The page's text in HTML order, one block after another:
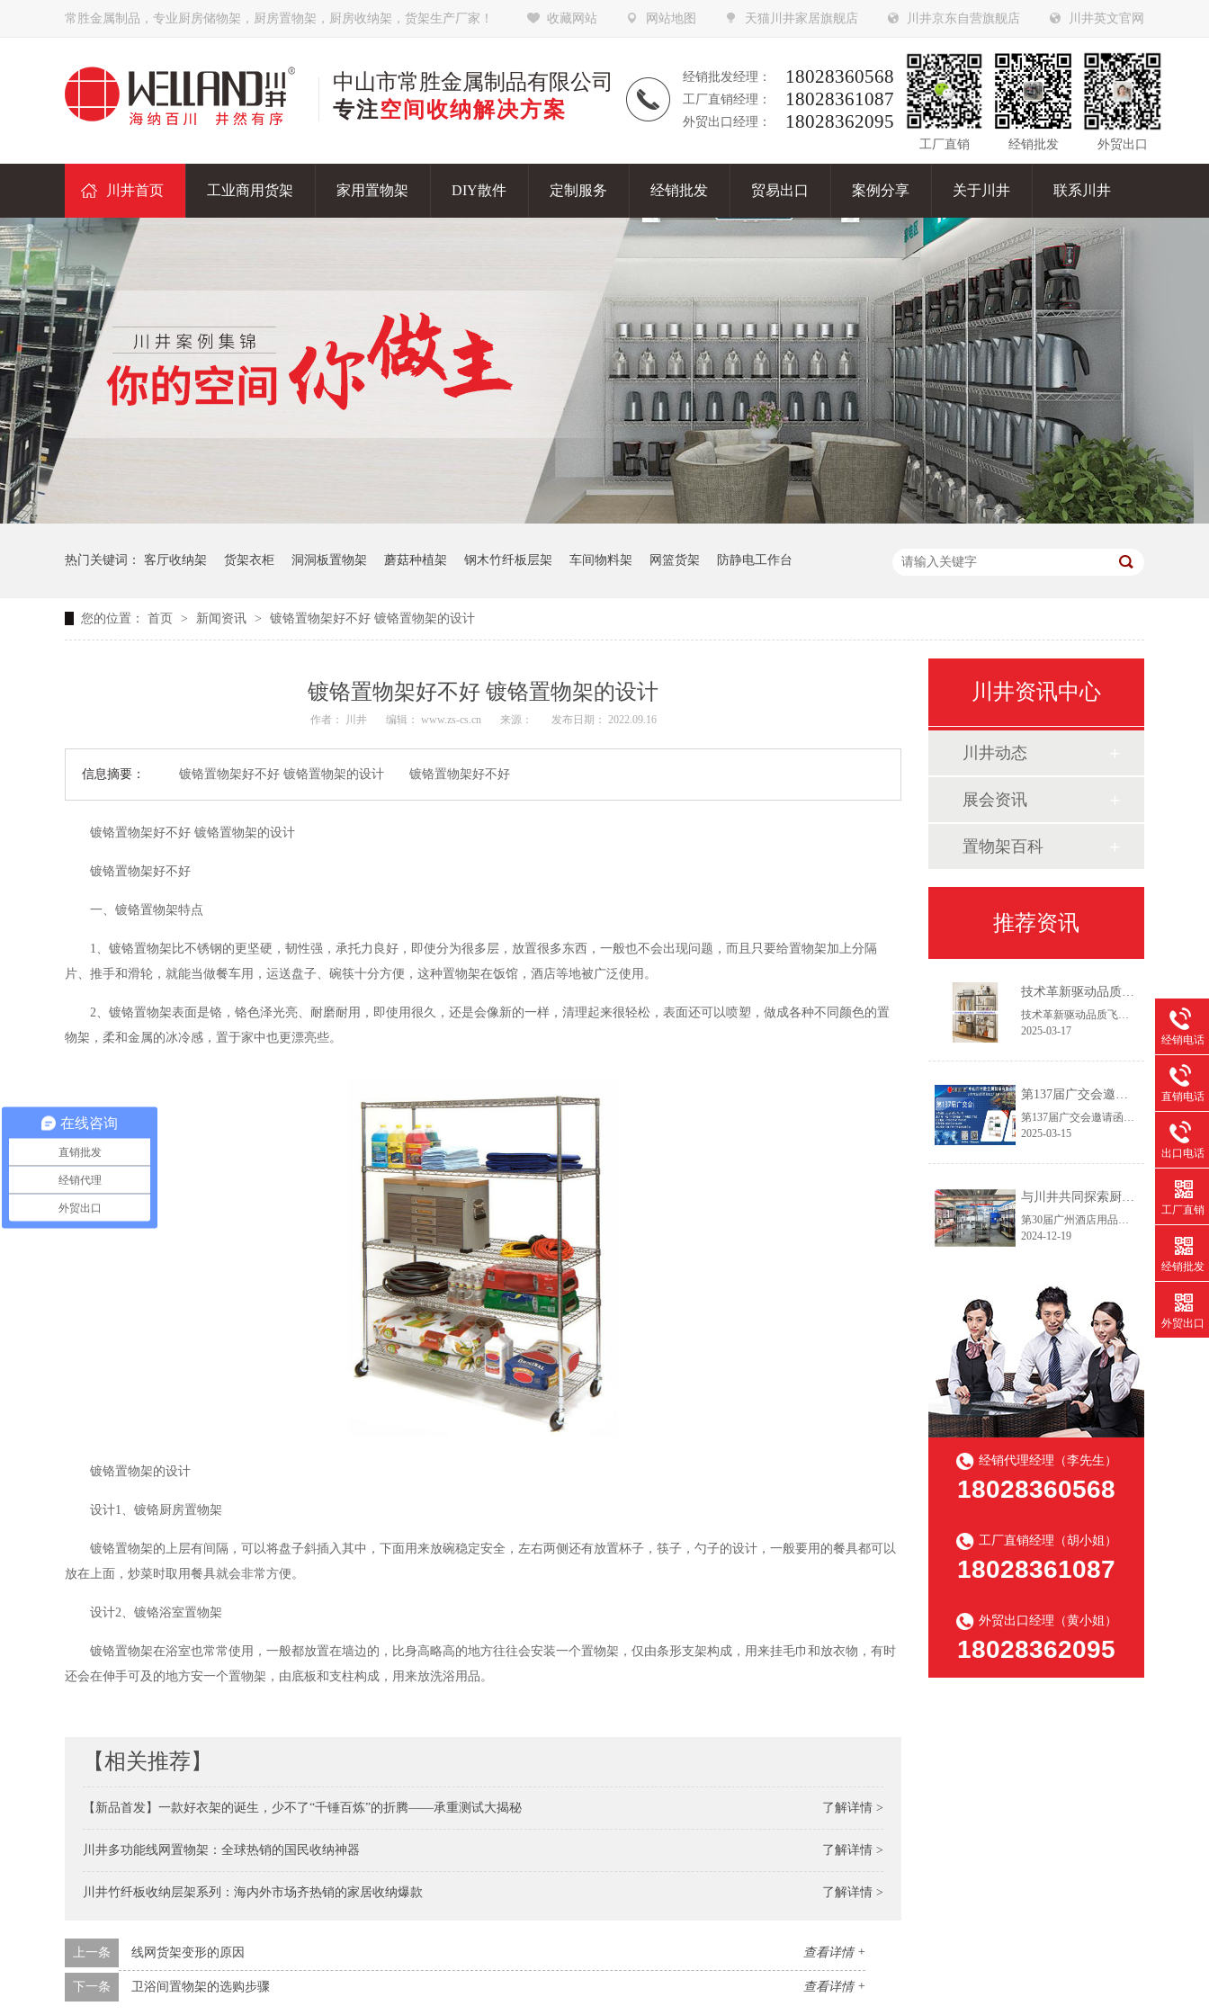
收藏网站 网站地图 天猫川井家居旗舰店 川井京东自营旗舰店 川井英文官网
常胜金属制品，专业厨房储物架，厨房置物架，厨房收纳架，货架生产厂家！
经销批发经理： 18028360568
工厂直销经理： 18028361087
外贸出口经理： 18028362095
中山市常胜金属制品有限公司
专注空间收纳解决方案
工厂直销 经销批发 外贸出口
川井首页 工业商用货架 家用置物架 DIY散件 定制服务 经销批发 贸易出口 案例分享 关于川井 联系川井
热门关键词： 客厅收纳架 货架衣柜 洞洞板置物架 蘑菇种植架 钢木竹纤板层架 车间物料架 网篮货架 防静电工作台
您的位置： 首页 > 新闻资讯 > 镀铬置物架好不好 镀铬置物架的设计
镀铬置物架好不好 镀铬置物架的设计
作者： 川井 编辑： www.zs-cs.cn 来源： 发布日期： 2022.09.16
信息摘要： 镀铬置物架好不好 镀铬置物架的设计 镀铬置物架好不好
镀铬置物架好不好 镀铬置物架的设计
镀铬置物架好不好
一、镀铬置物架特点
1、镀铬置物架比不锈钢的更坚硬，韧性强，承托力良好，即使分为很多层，放置很多东西，一般也不会出现问题，而且只要给置物架加上分隔
片、推手和滑轮，就能当做餐车用，运送盘子、碗筷十分方便，这种置物架在饭馆，酒店等地被广泛使用。
2、镀铬置物架表面是铬，铬色泽光亮、耐磨耐用，即使用很久，还是会像新的一样，清理起来很轻松，表面还可以喷塑，做成各种不同颜色的置
物架，柔和金属的冰冷感，置于家中也更漂亮些。
镀铬置物架的设计
设计1、镀铬厨房置物架
镀铬置物架的上层有间隔，可以将盘子斜插入其中，下面用来放碗稳定安全，左右两侧还有放置杯子，筷子，勺子的设计，一般要用的餐具都可以
放在上面，炒菜时取用餐具就会非常方便。
设计2、镀铬浴室置物架
镀铬置物架在浴室也常常使用，一般都放置在墙边的，比身高略高的地方往往会安装一个置物架，仅由条形支架构成，用来挂毛巾和放衣物，有时
还会在伸手可及的地方安一个置物架，由底板和支柱构成，用来放洗浴用品。
【相关推荐】
了解详情 >
【新品首发】一款好衣架的诞生，少不了“千锤百炼”的折腾——承重测试大揭秘
了解详情 >
川井多功能线网置物架：全球热销的国民收纳神器
了解详情 >
川井竹纤板收纳层架系列：海内外市场齐热销的家居收纳爆款
查看详情 +
上一条 线网货架变形的原因
查看详情 +
下一条 卫浴间置物架的选购步骤
川井资讯中心
川井动态
展会资讯
置物架百科
推荐资讯
技术革新驱动品质飞跃——2025新一代设备赋能线网货架智造升级
技术革新驱动品质飞跃——2025新一代设备赋能线网货架智造升级作为专注线网货架领域的生产服务商，我们始终践行"以客户为主，以创新促发展"的经营理念。通过持续优化生产工艺流程和产品结构设计，我们致力于为客户提供更具市场竞争力的仓储解决方案，在保证产品精工品质的同时，实现交付周期缩短30%以上，助力客户快速开拓新兴市场。
2025-03-17
第137届广交会邀请函
第137届广交会邀请函智造未来，链通全球尊敬的合作伙伴：【中山市常胜金属制品有限公司】作为拥有26年经验的线网货架制造商，诚邀您莅临第137届中国进出口商品交易会(广交会，本次展会我们将推出家用及商用双场景新品，助力全球合作伙伴提升空间管理效率。
2025-03-15
与川井共同探索厨房与冷库收纳创新——第30届广州酒店用品展今日开幕
第30届广州酒店用品展今天开展了，欢迎各界新老客户朋友们到访我们的厨房和冷库货架的展位。广州琶洲展馆B区10.2.590~592，12月19日~21日，欢迎咨询产品目录和询价!
2024-12-19
经销代理经理（李先生）
18028360568
工厂直销经理（胡小姐）
18028361087
外贸出口经理（黄小姐）
18028362095
经销电话
直销电话
出口电话
工厂直销
经销批发
外贸出口
在线咨询
直销批发
经销代理
外贸出口